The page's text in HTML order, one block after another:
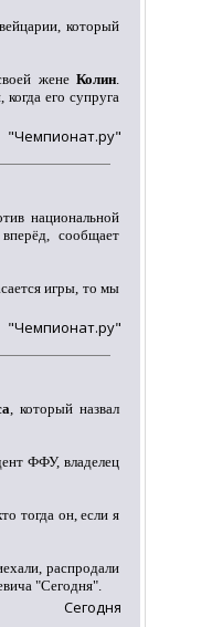
который
женеКолин.
его супруга
"Чемпионат.ру"
национальной
сообщает
игры, то мы
"Чемпионат.ру"
, который назвал
ФФУ, владелец
тогда он, если я
распродали
"Сегодня".
Сегодня